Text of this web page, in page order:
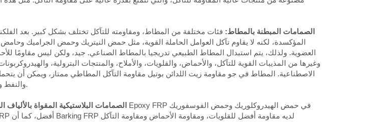
10، الصمامات المبطنة بالمطاط: فئات مختلفة من المطاط، ومقاومته للتآكل تختلف بشكل كبير. بعد
المؤكسدة، لكنه لا يقاوم تآكل العوامل الحاملة القوية، مثل حمض النيتريك وحمض الجراميك وحامض
العضوية. ولذلك، يتم استبدال المطاط الطبيعي تدريجيا بالمطاط الصناعي. جيد، ولكن ليس مقاومًا
وغيرها من المذيبات القوية للتآكل، والأحماض، والقلويات، والأملاح، والمنتجات البترولية،
الاصطناعية. المطاط في جو مقاومة زيت اللدائن بوتيل مقاومة التآكل المطاطي ممتاز، ويمكن أن
والنفط والنيتروجين والقلويات وغيرها من الوسائط. لن يتم إدراج المطاط الصناعي الآخر.
11، الصمامات البلاستيكية المقواة بالألياف